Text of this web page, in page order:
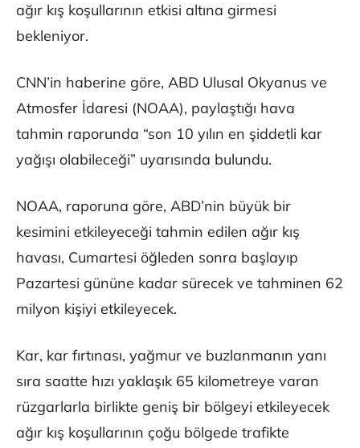
ağır kış koşullarının etkisi altına girmesi
bekleniyor.
CNN’in haberine göre, ABD Ulusal Okyanus ve
Atmosfer İdaresi (NOAA), paylaştığı hava
tahmin raporunda “son 10 yılın en şiddetli kar
yağışı olabileceği” uyarısında bulundu.
NOAA, raporuna göre, ABD’nin büyük bir
kesimini etkileyeceği tahmin edilen ağır kış
havası, Cumartesi öğleden sonra başlayıp
Pazartesi gününe kadar sürecek ve tahminen 62
milyon kişiyi etkileyecek.
Kar, kar fırtınası, yağmur ve buzlanmanın yanı
sıra saatte hızı yaklaşık 65 kilometreye varan
rüzgarlarla birlikte geniş bir bölgeyi etkileyecek
ağır kış koşullarının çoğu bölgede trafikte